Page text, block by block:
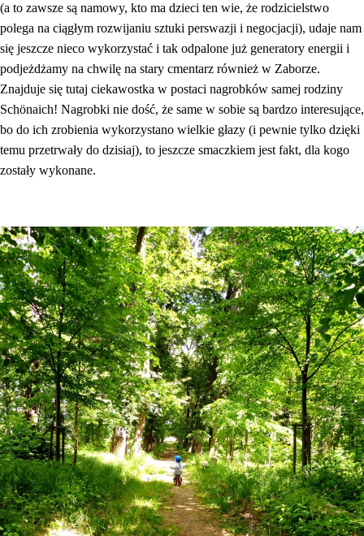
(a to zawsze są namowy, kto ma dzieci ten wie, że rodzicielstwo
polega na ciągłym rozwijaniu sztuki perswazji i negocjacji), udaje nam
się jeszcze nieco wykorzystać i tak odpalone już generatory energii i
podjeżdżamy na chwilę na stary cmentarz również w Zaborze.
Znajduje się tutaj ciekawostka w postaci nagrobków samej rodziny
Schönaich! Nagrobki nie dość, że same w sobie są bardzo interesujące,
bo do ich zrobienia wykorzystano wielkie głazy (i pewnie tylko dzięki
temu przetrwały do dzisiaj), to jeszcze smaczkiem jest fakt, dla kogo
zostały wykonane.